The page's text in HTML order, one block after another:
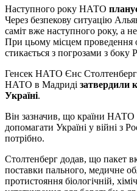
Наступного року НАТО
Через безпекову ситуацію
саміт вже наступного року, а
При цьому місцем проведення
стикається з погрозами з боку
Генсек НАТО Єнс Столтенберг
НАТО в Мадриді затвердили
Україні.
Він зазначив, що країни НАТО
допомагати Україні у війні з
потрібно.
Столтенберг додав, що пакет
поставки пального, медичне
протистояння біологічній,